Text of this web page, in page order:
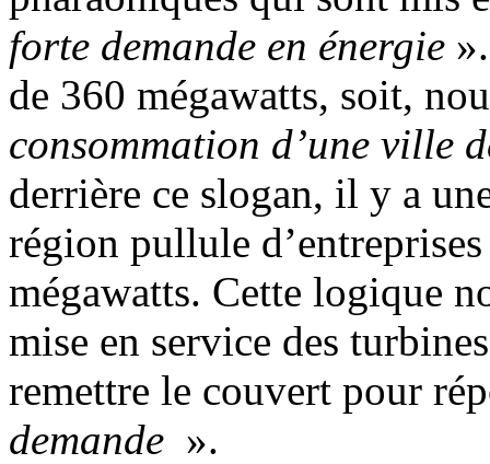
forte demande en énergie
de 360 mégawatts, soit,
consommation d’une ville
derrière ce slogan, il y a
région pullule
mégawatts. Cette logique
mise en service des
remettre le couvert pour
demande ».